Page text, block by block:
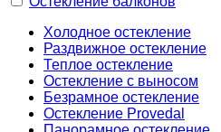
Холодное остекление
Раздвижное остекление
Теплое остекление
Остекление с выносом
Безрамное остекление
Остекление Provedal